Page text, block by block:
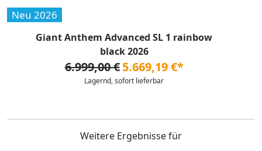
Neu 2026
Giant Anthem Advanced SL 1 rainbow
black 2026
6.999,00 € 5.669,19 €*
Lagernd, sofort lieferbar
Weitere Ergebnisse für